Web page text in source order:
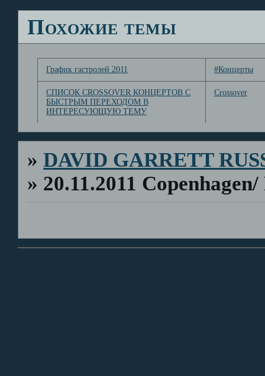
Похожие темы
График гастролей 2011 #Концерты
СПИСОК CROSSOVER КОНЦЕРТОВ С
БЫСТРЫМ ПЕРЕХОДОМ В
ИНТЕРЕСУЮЩУЮ ТЕМУ
Crossover
»DAVID GARRETT
» 20.11.2011